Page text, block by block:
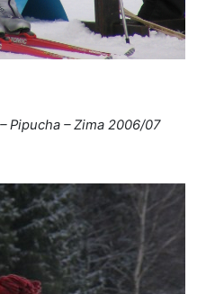
Pipucha – Zima 2006/07